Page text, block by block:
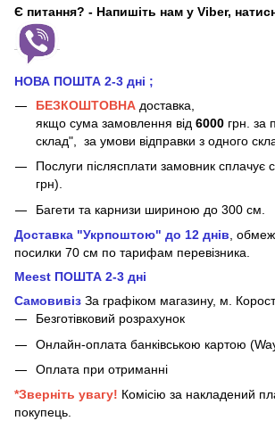
Є питання? - Напишіть нам у Viber,
НОВА ПОШТА 2-3 дні ;
БЕЗКОШТОВНА доставка,
якщо сума замовлення від 6000 грн. за
склад", за умови відправки з одного
Послуги післясплати замовник сплачує
грн).
Багети та карнизи шириною до 300 см.
Доставка "Укрпоштою" до 12 днів ,
посилки 70 см по тарифам перевізника.
Meest ПОШТА 2-3 дні
Самовивіз За графіком магазину, м.
Безготівковий розрахунок
Онлайн-оплата банківською картою
Оплата при отриманні
*Зверніть увагу! Комісію за накладений
покупець.